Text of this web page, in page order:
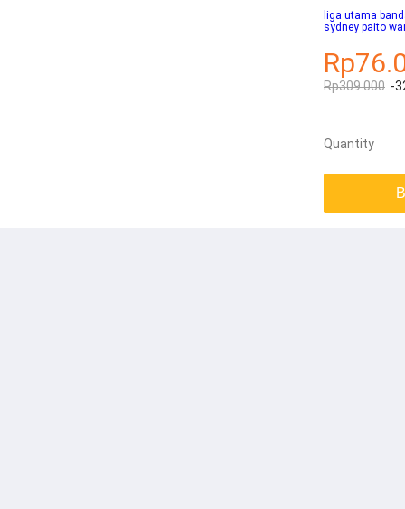
liga utama
sydney paito
Rp309.000 -
Quantity